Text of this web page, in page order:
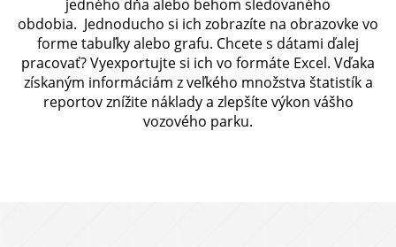
jedného dňa alebo behom sledovaného
obdobia. Jednoducho si ich zobrazíte na obrazovke vo
forme tabuľky alebo grafu. Chcete s dátami ďalej
pracovať? Vyexportujte si ich vo formáte Excel. Vďaka
získaným informáciám z veľkého množstva štatistík a
reportov znížite náklady a zlepšíte výkon vášho
vozového parku.